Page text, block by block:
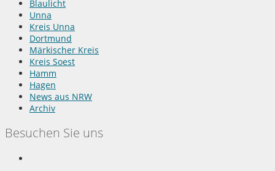
Blaulicht
Unna
Kreis Unna
Dortmund
Märkischer Kreis
Kreis Soest
Hamm
Hagen
News aus NRW
Archiv
Besuchen Sie uns